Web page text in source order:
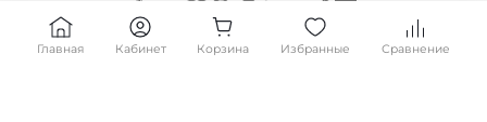
Главная Кабинет Корзина Избранные Сравнение